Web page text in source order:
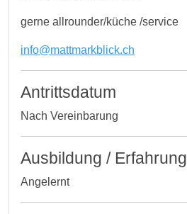
gerne allrounder/küche /service
info@mattmarkblick.ch
Antrittsdatum
Nach Vereinbarung
Ausbildung / Erfahrung
Angelernt